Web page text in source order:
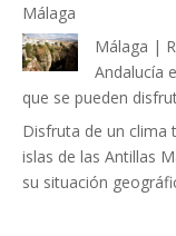
Málaga |
Andalucía
que se pueden
Disfruta de un clima
islas de las Antillas
su situación